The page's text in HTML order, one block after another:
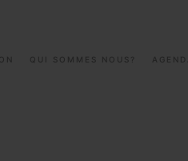
QUI SOMMES NOUS?